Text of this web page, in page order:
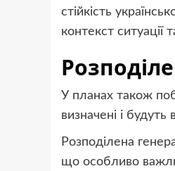
стійкість
контекст ситуації
У планах також
визначені і будуть
Розподілена
що особливо